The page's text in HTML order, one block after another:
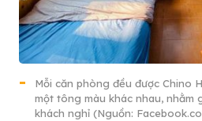
Mỗi căn phòng đều được Chino
một tông màu khác nhau, nhằm
khách nghỉ (Nguồn: